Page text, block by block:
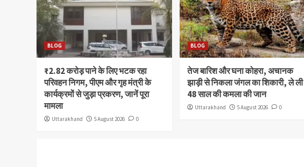
BLOG
₹2.82 करोड़ पाने के लिए भटक रहा
परिवहन निगम, पीएम और गृह मंत्री के
कार्यक्रमों से जुड़ा प्रकरण, जानें पूरा
मामला
Uttarakhand 5 August 2026 0
BLOG
तेज बारिश और घना कोहरा, अचानक
झाड़ी से निकला जंगल का शिकारी, ले ली
48 साल की कमला की जान
Uttarakhand 5 August 2026 0